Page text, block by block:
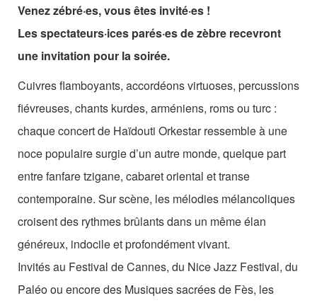
Les Zébrures d’automne
Les Zébrures du printemps
Archives numériques
PROJET ARTISTIQUE
Équipe
le Pole Francophone à Limoges
Venez zébré·es, vous êtes invité·es !
Les spectateurs·ices parés·es de zèbre recevront
une invitation pour la soirée.
Cuivres flamboyants, accordéons virtuoses, percussions
fiévreuses, chants kurdes, arméniens, roms ou turc :
chaque concert de Haïdouti Orkestar ressemble à une
noce populaire surgie d’un autre monde, quelque part
entre fanfare tzigane, cabaret oriental et transe
contemporaine. Sur scène, les mélodies mélancoliques
croisent des rythmes brûlants dans un même élan
généreux, indocile et profondément vivant.
Invités au Festival de Cannes, du Nice Jazz Festival, du
Paléo ou encore des Musiques sacrées de Fès, les